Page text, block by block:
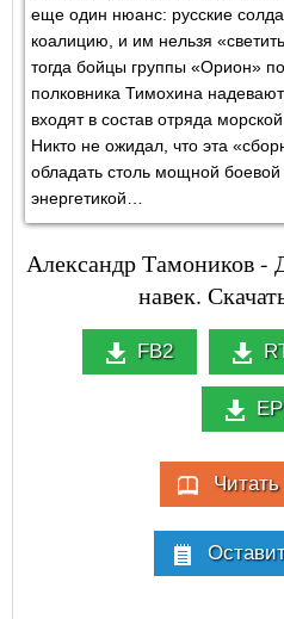
еще один нюанс: русские
коалицию, и им нельзя
тогда бойцы группы «Орион»
полковника Тимохина
входят в состав отряда
Никто не ожидал, что эта
обладать столь мощной
энергетикой…
Александр Тамоников -
навек.
FB2